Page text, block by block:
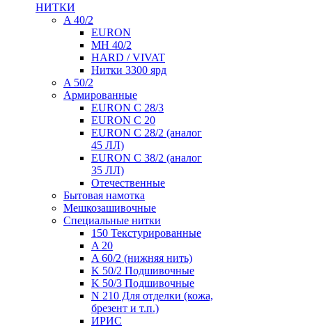
НИТКИ
A 40/2
EURON
MH 40/2
HARD / VIVAT
Нитки 3300 ярд
A 50/2
Армированные
EURON C 28/3
EURON C 20
EURON C 28/2 (аналог
45 ЛЛ)
EURON C 38/2 (аналог
35 ЛЛ)
Отечественные
Бытовая намотка
Мешкозашивочные
Специальные нитки
150 Текстурированные
A 20
A 60/2 (нижняя нить)
K 50/2 Подшивочные
K 50/3 Подшивочные
N 210 Для отделки (кожа,
брезент и т.п.)
ИРИС